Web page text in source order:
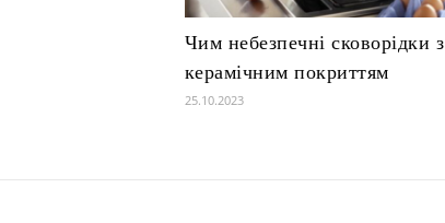
Чим небезпечні сковорідки з
керамічним покриттям
25.10.2023